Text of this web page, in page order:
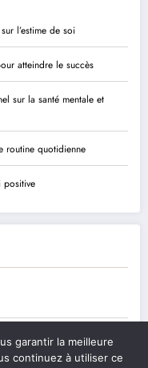
l’estime de soi
atteindre le succès
sur la santé mentale et
routine quotidienne
positive
garantir la meilleure
continuez à utiliser ce